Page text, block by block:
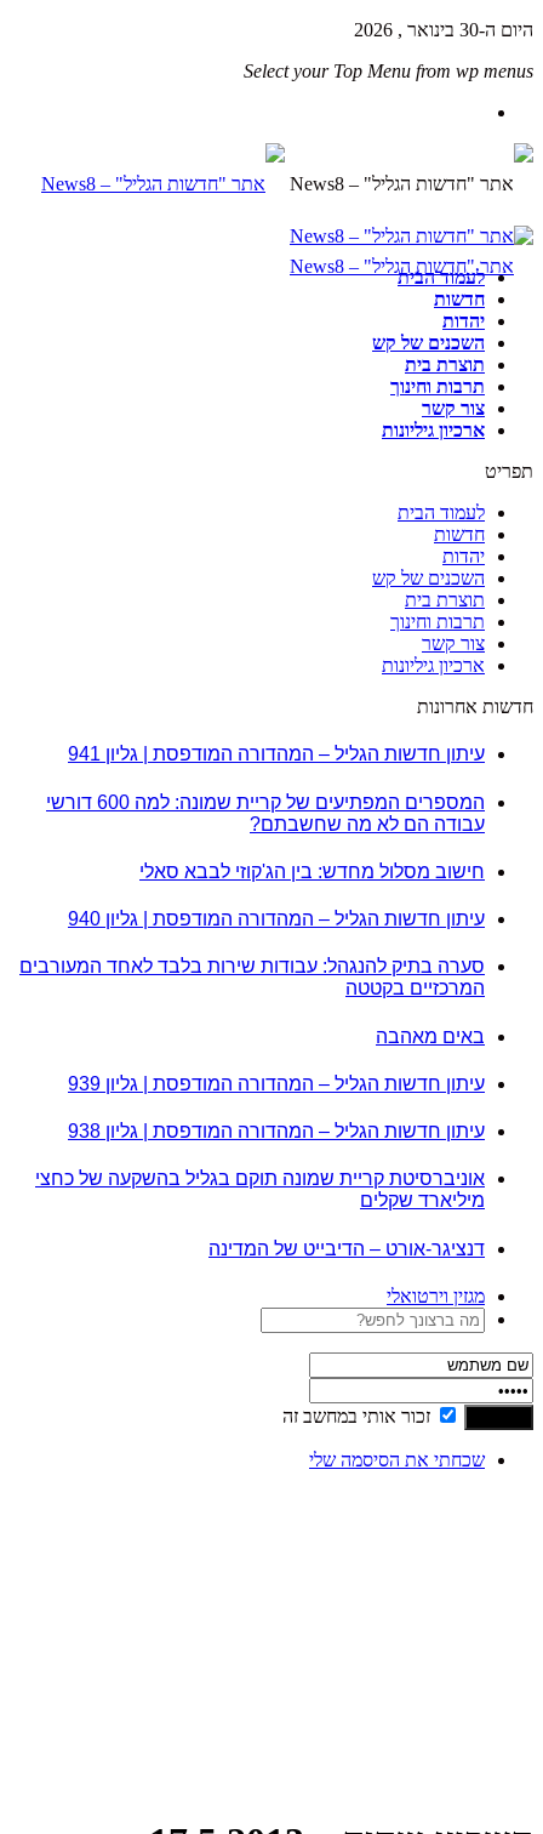
היום ה-30 בינואר , 2026
Select your Top Menu from wp menus
לעמוד הבית
חדשות
יהדות
השכנים של קש
תוצרת בית
תרבות וחינוך
צור קשר
ארכיון גיליונות
תפריט
לעמוד הבית
חדשות
יהדות
השכנים של קש
תוצרת בית
תרבות וחינוך
צור קשר
ארכיון גיליונות
חדשות אחרונות
עיתון חדשות הגליל – המהדורה המודפסת | גליון 941
המספרים המפתיעים של קריית שמונה: למה 600 דורשי
עבודה הם לא מה שחשבתם?
חישוב מסלול מחדש: בין הג'קוזי לבבא סאלי
עיתון חדשות הגליל – המהדורה המודפסת | גליון 940
סערה בתיק להנגהל: עבודות שירות בלבד לאחד המעורבים
המרכזיים בקטטה
באים מאהבה
עיתון חדשות הגליל – המהדורה המודפסת | גליון 939
עיתון חדשות הגליל – המהדורה המודפסת | גליון 938
אוניברסיטת קריית שמונה תוקם בגליל בהשקעה של כחצי
מיליארד שקלים
דנציגר-אורט – הדיבייט של המדינה
מגזין וירטואלי
זכור אותי במחשב זה
שכחתי את הסיסמה שלי